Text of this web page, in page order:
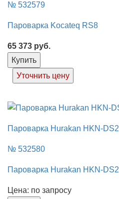
№ 532579
Пароварка Kocateq RS8
65 373 руб.
Купить
Уточнить цену
Пароварка Hurakan HKN-DS2
№ 532580
Пароварка Hurakan HKN-DS2
Цена: по запросу